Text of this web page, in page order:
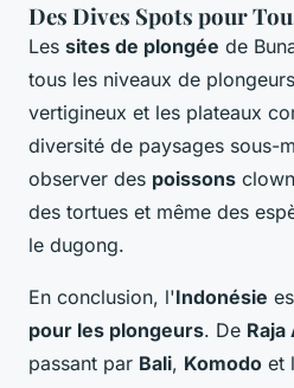
Des Dives Spots pour
Les sites de plongée de
tous les niveaux de
vertigineux et les plateaux
diversité de paysages sous-
observer des poissons
des tortues et même des
le dugong.
En conclusion, l'Indonésie
pour les plongeurs. De Raja
passant par Bali, Komodo et